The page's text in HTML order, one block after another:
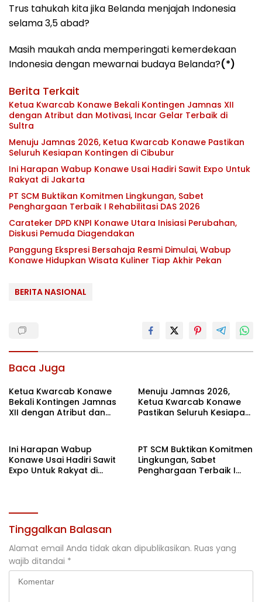
Trus tahukah kita jika Belanda menjajah Indonesia
selama 3,5 abad?
Masih maukah anda memperingati kemerdekaan
Indonesia dengan mewarnai budaya Belanda?(*)
Berita Terkait
Ketua Kwarcab Konawe Bekali Kontingen Jamnas XII
dengan Atribut dan Motivasi, Incar Gelar Terbaik di
Sultra
Menuju Jamnas 2026, Ketua Kwarcab Konawe Pastikan
Seluruh Kesiapan Kontingen di Cibubur
Ini Harapan Wabup Konawe Usai Hadiri Sawit Expo Untuk
Rakyat di Jakarta
PT SCM Buktikan Komitmen Lingkungan, Sabet
Penghargaan Terbaik I Rehabilitasi DAS 2026
Carateker DPD KNPI Konawe Utara Inisiasi Perubahan,
Diskusi Pemuda Diagendakan
Panggung Ekspresi Bersahaja Resmi Dimulai, Wabup
Konawe Hidupkan Wisata Kuliner Tiap Akhir Pekan
BERITA NASIONAL
Baca Juga
Ketua Kwarcab Konawe
Bekali Kontingen Jamnas
XII dengan Atribut dan
Menuju Jamnas 2026,
Ketua Kwarcab Konawe
Pastikan Seluruh Kesiapan
Ini Harapan Wabup
Konawe Usai Hadiri Sawit
Expo Untuk Rakyat di
PT SCM Buktikan Komitmen
Lingkungan, Sabet
Penghargaan Terbaik I
Tinggalkan Balasan
Alamat email Anda tidak akan dipublikasikan. Ruas yang
wajib ditandai *